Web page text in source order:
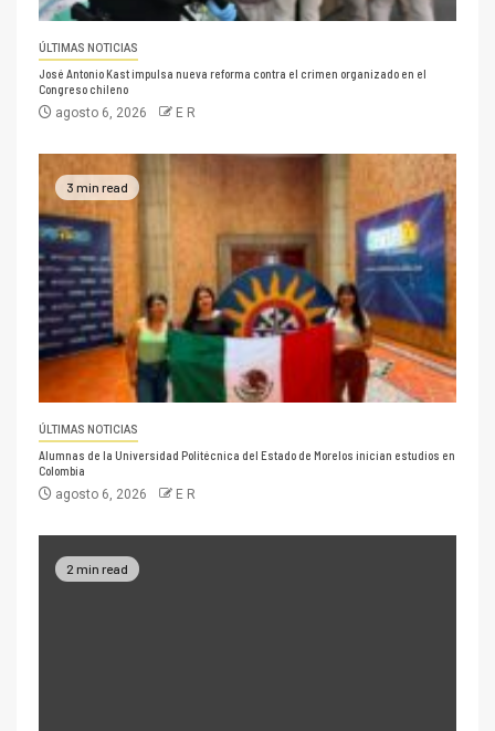
ÚLTIMAS NOTICIAS
José Antonio Kast impulsa nueva reforma contra el crimen organizado en el
Congreso chileno
agosto 6, 2026 E R
3 min read
ÚLTIMAS NOTICIAS
Alumnas de la Universidad Politécnica del Estado de Morelos inician estudios en
Colombia
agosto 6, 2026 E R
2 min read